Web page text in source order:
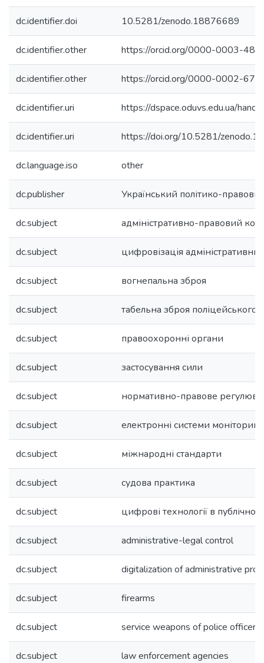
dc.identifier.doi 10.5281/zenodo.18876689
dc.identifier.other https://orcid.org/0000-0003-
dc.identifier.other https://orcid.org/0000-0002-
dc.identifier.uri https://dspace.oduvs.edu.ua/
dc.identifier.uri https://doi.org/10.5281/
dc.language.iso other
dc.publisher Український політико-
dc.subject адміністративно-правовий
dc.subject цифровізація
dc.subject вогнепальна зброя
dc.subject табельна зброя поліцейського
dc.subject правоохоронні органи
dc.subject застосування сили
dc.subject нормативно-правове
dc.subject електронні системи
dc.subject міжнародні стандарти
dc.subject судова практика
dc.subject цифрові технології в
dc.subject administrative-legal control
dc.subject digitalization of administrative
dc.subject firearms
dc.subject service weapons of police officers
dc.subject law enforcement agencies